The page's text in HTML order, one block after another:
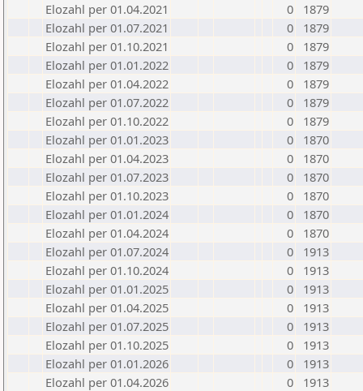
Elozahl per 01.04.2021 0
1879
Elozahl per 01.07.2021
0
1879
Elozahl per 01.10.2021
0
1879
Elozahl per 01.01.2022
0
1879
Elozahl per 01.04.2022
0
1879
Elozahl per 01.07.2022
0
1879
Elozahl per 01.10.2022
0
1879
Elozahl per 01.01.2023
0
1870
Elozahl per 01.04.2023
0
1870
Elozahl per 01.07.2023
0
1870
Elozahl per 01.10.2023
0
1870
Elozahl per 01.01.2024
0
1870
Elozahl per 01.04.2024
0
1870
Elozahl per 01.07.2024
0
1913
Elozahl per 01.10.2024
0
1913
Elozahl per 01.01.2025
0
1913
Elozahl per 01.04.2025
0
1913
Elozahl per 01.07.2025
0
1913
Elozahl per 01.10.2025
0
1913
Elozahl per 01.01.2026
0
1913
Elozahl per 01.04.2026
0
1913